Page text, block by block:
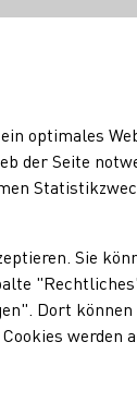
optimales
der Seite
Sie
Dort können
werden